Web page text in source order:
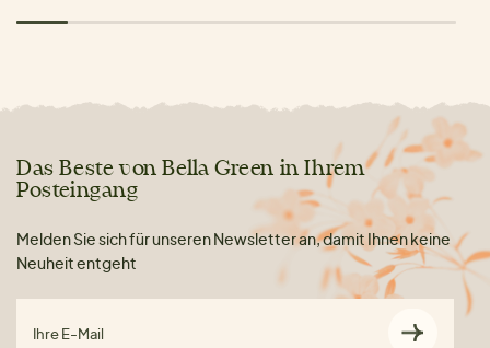
Das Beste von Bella Green in Ihrem
Posteingang
Melden Sie sich für unseren Newsletter an, damit Ihnen keine
Neuheit entgeht
Ihre E-Mail